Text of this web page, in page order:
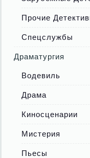
Прочие
Спецслужбы
Драматургия
Водевиль
Драма
Киносценарии
Мистерия
Пьесы